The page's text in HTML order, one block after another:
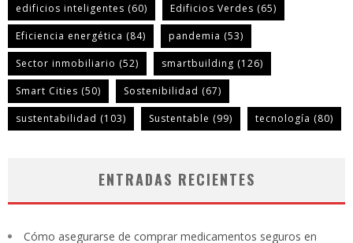
edificios inteligentes (60) Edificios Verdes (65)
Eficiencia energética (84) pandemia (53)
Sector inmobiliario (52) smartbuilding (126)
Smart Cities (50) Sostenibilidad (67)
sustentabilidad (103) Sustentable (99) tecnología (80)
ENTRADAS RECIENTES
Cómo asegurarse de comprar medicamentos seguros en